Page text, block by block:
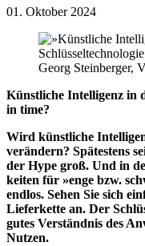
01. Oktober 2024
Georg Steinberger,
Künstliche Intelligenz in
in time?
Wird künstliche
verändern? Spätestens
der Hype groß. Und in
keiten für »enge bzw.
endlos. Sehen Sie sich
Lieferkette an. Der
gutes Verständnis des
Nutzen.